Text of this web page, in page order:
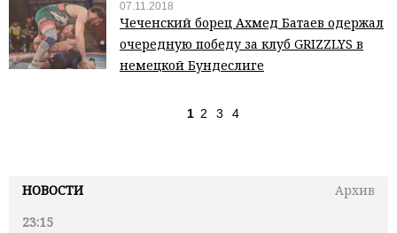
НОВОСТИ
Архив
23:15
07.11.2018
Чеченский борец Ахмед Батаев одержал
очередную победу за клуб GRIZZLYS в
немецкой Бундеслиге
1 2 3 4